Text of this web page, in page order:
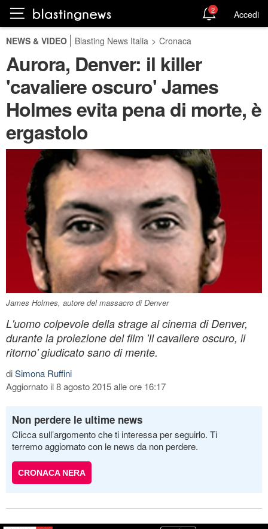
2 Accedi
NEWS & VIDEO Blasting News Italia > Cronaca
Aurora, Denver: il killer
'cavaliere oscuro' James
Holmes evita pena di morte, è
ergastolo
James Holmes, autore del massacro di Denver
L'uomo colpevole della strage al cinema di Denver,
durante la proiezione del film 'Il cavaliere oscuro, il
ritorno' giudicato sano di mente.
diSimona Ruffini
Aggiornato il 8 agosto 2015 alle ore 16:17
Non perdere le ultime news
Clicca sull’argomento che ti interessa per seguirlo. Ti
terremo aggiornato con le news da non perdere.
CRONACA NERA